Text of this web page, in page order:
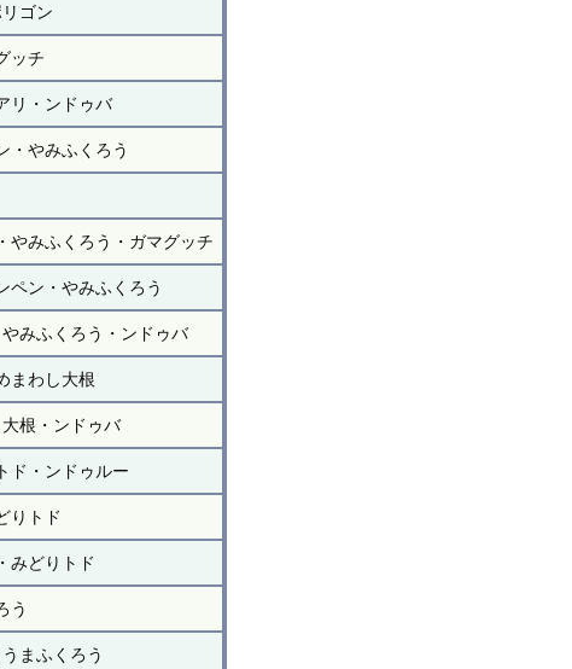
ゴン
ッチ
リ・ンドゥバ
・やみふくろう
やみふくろう・ガマグッチ
ペン・やみふくろう
みふくろう・ンドゥバ
まわし大根
根・ンドゥバ
ド・ンドゥルー
りトド
みどりトド
う
まふくろう